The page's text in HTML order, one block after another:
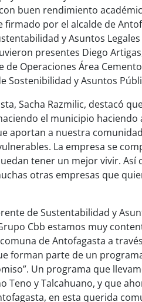
buen rendimiento
firmado por el alcalde de
y Asuntos Legales
presentes Diego
de Operaciones Área
Sostenibilidad y Asuntos
Sacha Razmilic, destacó
el municipio haciendo
aportan a nuestra
La empresa se
tener un mejor vivir. Así
otras empresas que
de Sustentabilidad y
Cbb estamos muy
de Antofagasta a
forman parte de un
Un programa que
Teno y Talcahuano, y que
en esta querida